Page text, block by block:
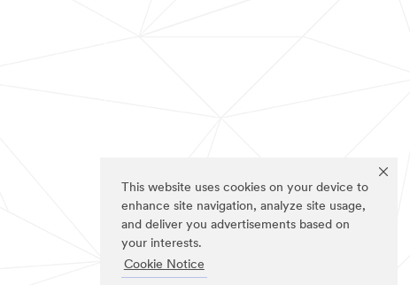
This website uses cookies on your device to
enhance site navigation, analyze site usage,
and deliver you advertisements based on
your interests.
Cookie Notice